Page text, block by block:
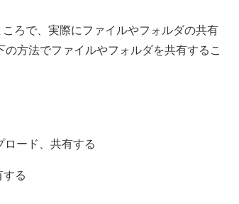
ろで、実際にファイルやフォルダの共有
方法でファイルやフォルダを共有するこ
ロード、共有する
する